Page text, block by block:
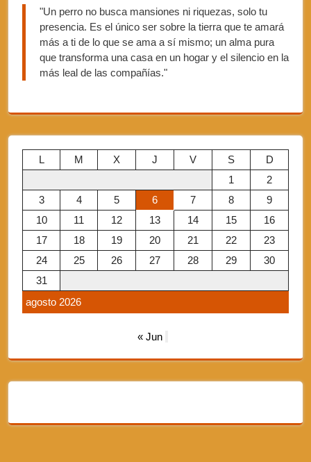
"Un perro no busca mansiones ni riquezas, solo tu
presencia. Es el único ser sobre la tierra que te amará
más a ti de lo que se ama a sí mismo; un alma pura
que transforma una casa en un hogar y el silencio en la
más leal de las compañías."
agosto 2026
L M X J V S
D
1
2
3
4 5 6 7 8
9
10
11 12 13 14 15
16
17
18 19 20 21 22
23
24
25 26 27 28 29
30
31
« Jun